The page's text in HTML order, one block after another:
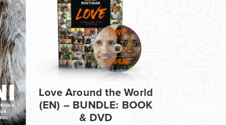
Love Around the World
(EN) – BUNDLE: BOOK
& DVD